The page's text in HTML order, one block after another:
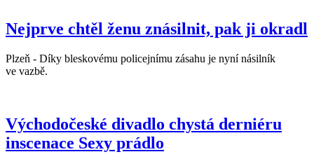
Nejprve chtěl ženu znásilnit, pak ji okradl
Plzeň - Díky bleskovému policejnímu zásahu je nyní násilník
ve vazbě.
Východočeské divadlo chystá derniéru
inscenace Sexy prádlo